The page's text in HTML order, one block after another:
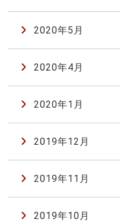
2020年5月
2020年4月
2020年1月
2019年12月
2019年11月
2019年10月